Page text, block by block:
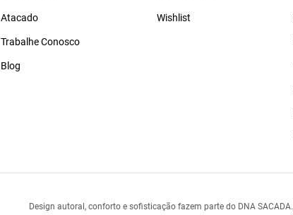
Atacado
Trabalhe Conosco
Blog
Wishlist
Design autoral, conforto e sofisticação fazem parte do DNA SACADA.